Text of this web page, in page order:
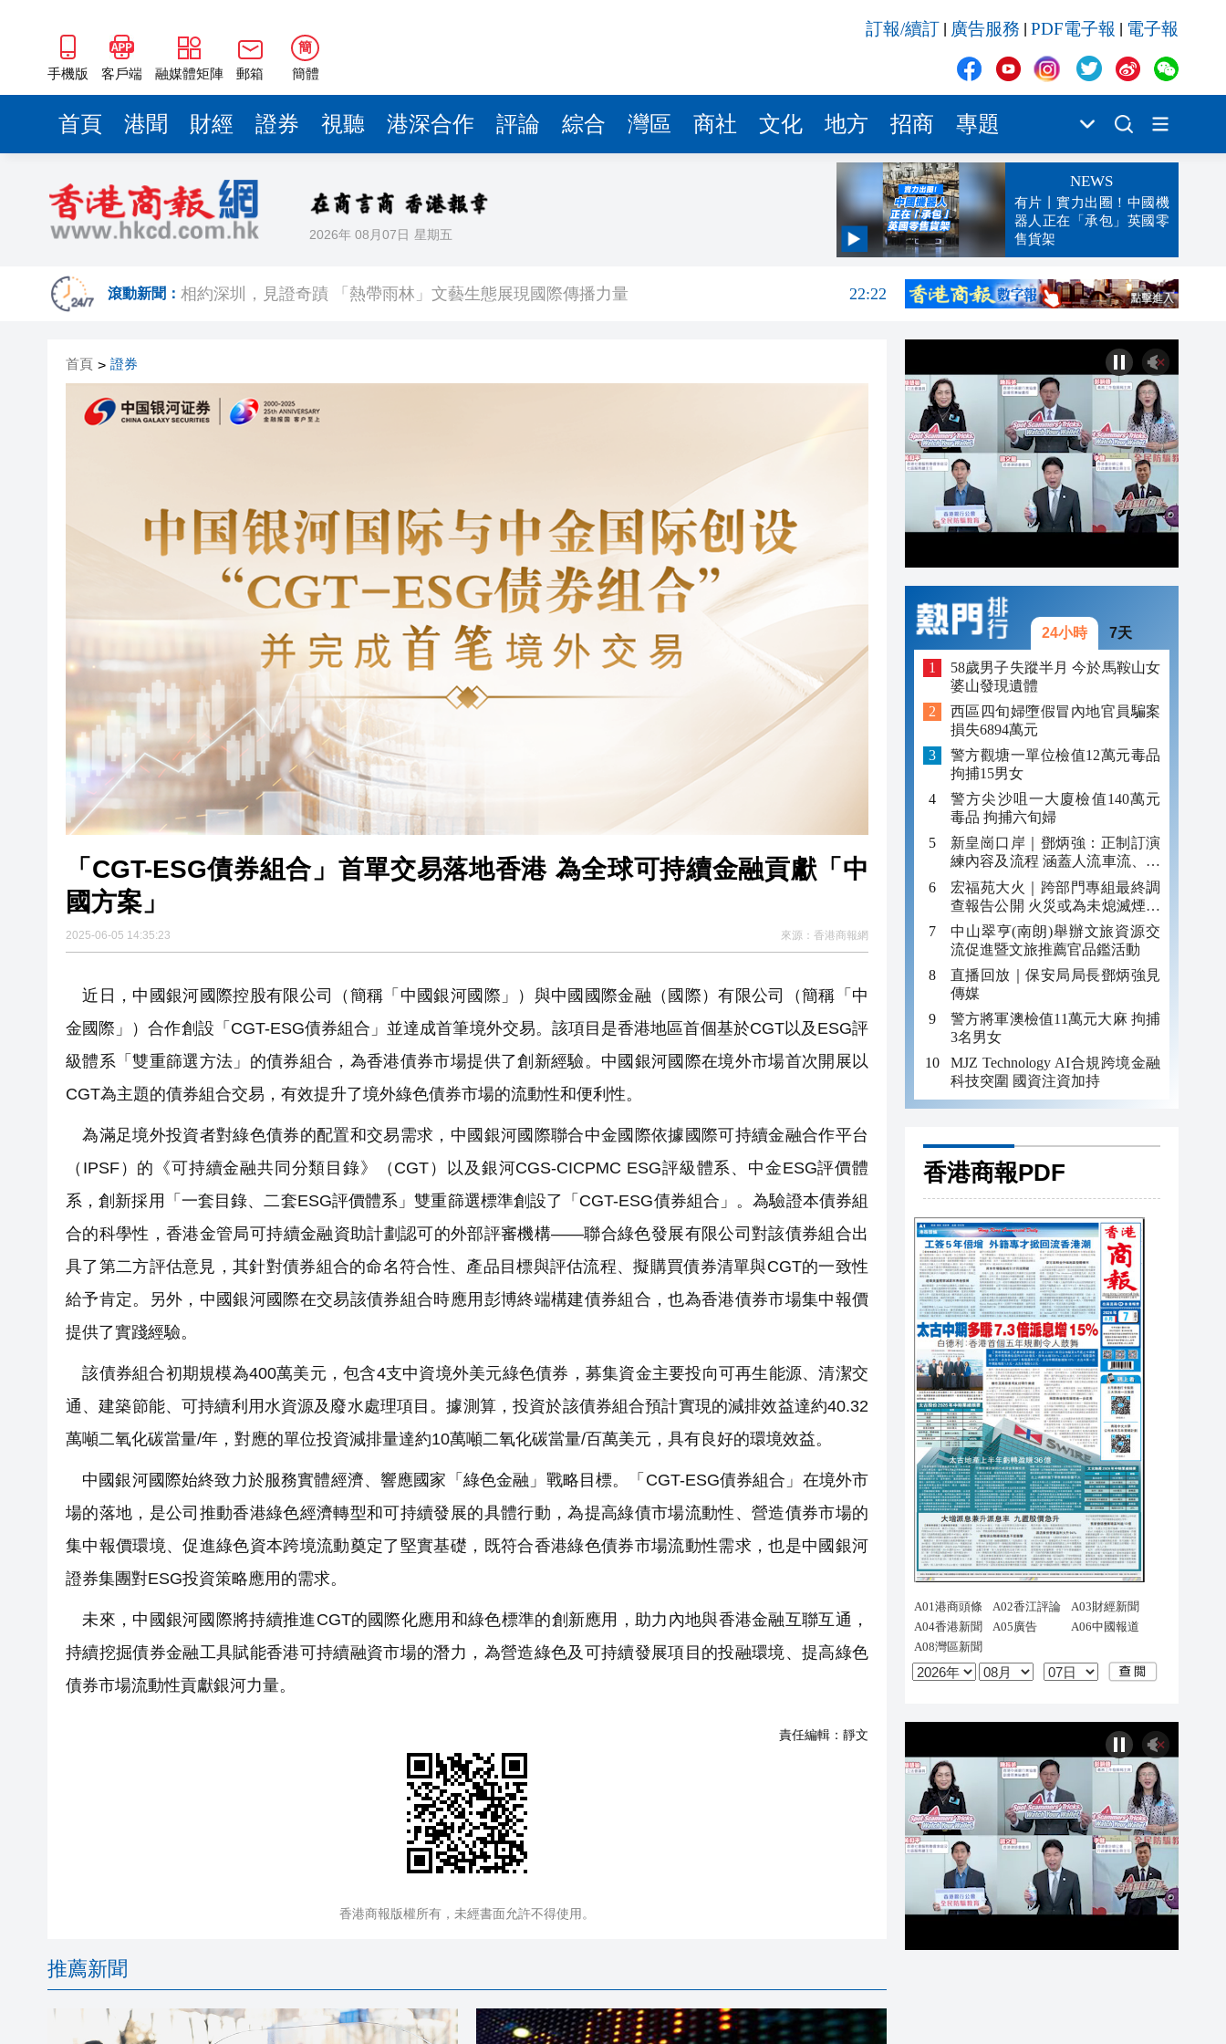
手機版 客戶端 融媒體矩陣 郵箱
簡
簡體
訂報/續訂 廣告服務 PDF電子報 電子報
首頁 港聞 財經 證券 視聽 港深合作 評論 綜合 灣區 商社 文化 地方 招商 專題
2026年 08月07日 星期五
NEWS
有片丨實力出圈！中國機
器人正在「承包」英國零
售貨架
滾動新聞：
22:46
相約深圳，見證奇蹟 「熱帶雨林」文藝生態展現國際傳播力量
22:22
有片丨宇樹科技IPO路演現場 CEO王興興發聲：讓人工智能為社會服務
共建灣區拔尖人才培育新平台 石門教育集團與佛山暨大港澳子弟學校簽約
首頁 > 證券
「CGT-ESG債券組合」首單交易落地香港 為全球可持續金融貢獻「中
國方案」
2025-06-05 14:35:23 來源： 香港商報網
近日，中國銀河國際控股有限公司（簡稱「中國銀河國際」）與中國國際金融（國際）有限公司（簡稱「中
金國際」）合作創設「CGT-ESG債券組合」並達成首筆境外交易。該項目是香港地區首個基於CGT以及ESG評
級體系「雙重篩選方法」的債券組合，為香港債券市場提供了創新經驗。中國銀河國際在境外市場首次開展以
CGT為主題的債券組合交易，有效提升了境外綠色債券市場的流動性和便利性。
為滿足境外投資者對綠色債券的配置和交易需求，中國銀河國際聯合中金國際依據國際可持續金融合作平台
（IPSF）的《可持續金融共同分類目錄》（CGT）以及銀河CGS-CICPMC ESG評級體系、中金ESG評價體
系，創新採用「一套目錄、二套ESG評價體系」雙重篩選標準創設了「CGT-ESG債券組合」。為驗證本債券組
合的科學性，香港金管局可持續金融資助計劃認可的外部評審機構——聯合綠色發展有限公司對該債券組合出
具了第二方評估意見，其針對債券組合的命名符合性、產品目標與評估流程、擬購買債券清單與CGT的一致性
給予肯定。另外，中國銀河國際在交易該債券組合時應用彭博終端構建債券組合，也為香港債券市場集中報價
提供了實踐經驗。
該債券組合初期規模為400萬美元，包含4支中資境外美元綠色債券，募集資金主要投向可再生能源、清潔交
通、建築節能、可持續利用水資源及廢水處理項目。據測算，投資於該債券組合預計實現的減排效益達約40.32
萬噸二氧化碳當量/年，對應的單位投資減排量達約10萬噸二氧化碳當量/百萬美元，具有良好的環境效益。
中國銀河國際始終致力於服務實體經濟、響應國家「綠色金融」戰略目標。「CGT-ESG債券組合」在境外市
場的落地，是公司推動香港綠色經濟轉型和可持續發展的具體行動，為提高綠債市場流動性、營造債券市場的
集中報價環境、促進綠色資本跨境流動奠定了堅實基礎，既符合香港綠色債券市場流動性需求，也是中國銀河
證券集團對ESG投資策略應用的需求。
未來，中國銀河國際將持續推進CGT的國際化應用和綠色標準的創新應用，助力內地與香港金融互聯互通，
持續挖掘債券金融工具賦能香港可持續融資市場的潛力，為營造綠色及可持續發展項目的投融環境、提高綠色
債券市場流動性貢獻銀河力量。
責任編輯： 靜文
香港商報版權所有，未經書面允許不得使用。
推薦新聞
24小時 7天
58歲男子失蹤半月 今於馬鞍山女
婆山發現遺體
西區四旬婦墮假冒內地官員騙案
損失6894萬元
警方觀塘一單位檢值12萬元毒品
拘捕15男女
警方尖沙咀一大廈檢值140萬元
毒品 拘捕六旬婦
新皇崗口岸｜鄧炳強：正制訂演
練內容及流程 涵蓋人流車流、緊
急應變等
宏福苑大火｜跨部門專組最終調
查報告公開 火災或為未熄滅煙頭
引發
中山翠亨(南朗)舉辦文旅資源交
流促進暨文旅推薦官品鑑活動
直播回放｜保安局局長鄧炳強見
傳媒
警方將軍澳檢值11萬元大麻 拘捕
3名男女
MJZ Technology AI合規跨境金融
科技突圍 國資注資加持
香港商報PDF